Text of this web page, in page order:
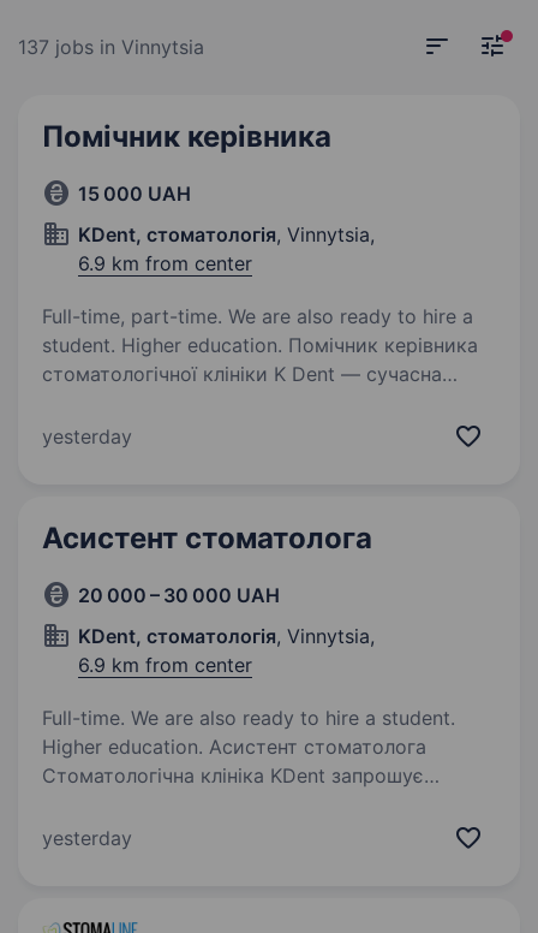
137 jobs in Vinnytsia
Помічник керівника
15 000 UAH
KDent, стоматологія, Vinnytsia,
6.9 km from center
Full-time, part-time. We are also ready to hire a
student. Higher education. Помічник керівника
стоматологічної клініки K Dent — сучасна
та шукає в команду відповідального
yesterday
Асистент стоматолога
20 000 – 30 000 UAH
KDent, стоматологія, Vinnytsia,
6.9 km from center
Full-time. We are also ready to hire a student.
Higher education. Асистент стоматолога
Стоматологічна клініка KDent запрошує
медична освіта: медична сестра / фельдшер;
yesterday